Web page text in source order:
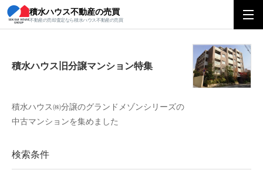
積水ハウス不動産の売買
不動産の売却査定なら積水ハウス不動産の売買
積水ハウス旧分譲マンション特集
積水ハウス旧分譲マンション特集
積水ハウス㈱分譲のグランドメゾンシリーズの
中古マンションを集めました
検索条件